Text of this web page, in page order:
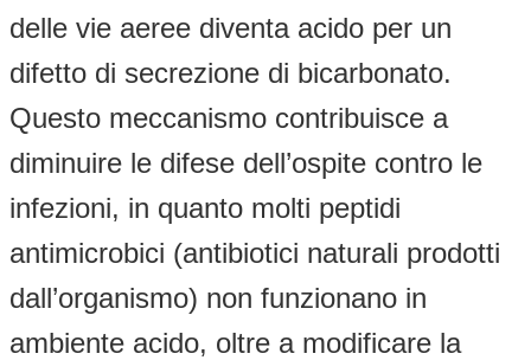
delle vie aeree diventa acido per un
difetto di secrezione di bicarbonato.
Questo meccanismo contribuisce a
diminuire le difese dell’ospite contro le
infezioni, in quanto molti peptidi
antimicrobici (antibiotici naturali prodotti
dall’organismo) non funzionano in
ambiente acido, oltre a modificare la